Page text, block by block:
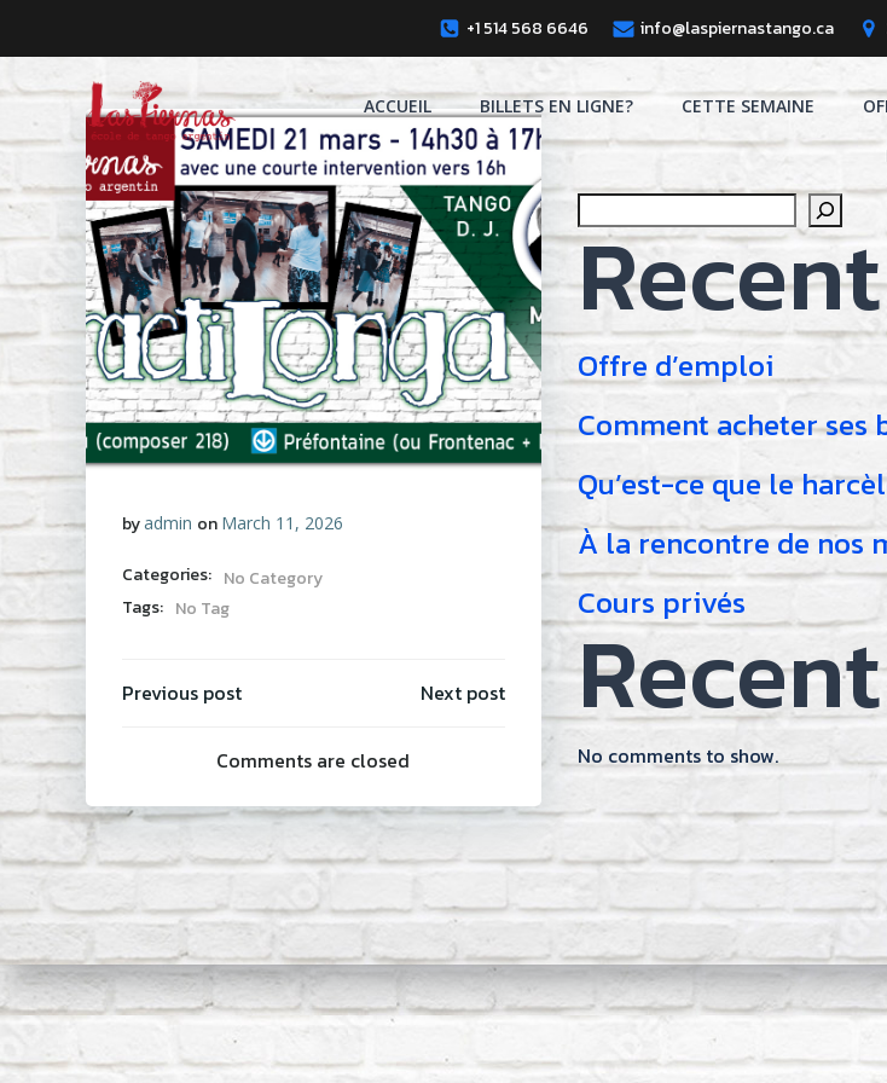
+1 514 568 6646 info@laspiernastango.ca
ACCUEIL BILLETS EN LIGNE? CETTE SEMAINE
byadmin on March 11, 2026
Categories: No Category
Tags: No Tag
Post
navigation
Previous post Post
navigation
Next post
Comments are closed
Offre d’emploi
Comment acheter ses
Qu’est-ce que le
À la rencontre de nos
Cours privés
No comments to show.